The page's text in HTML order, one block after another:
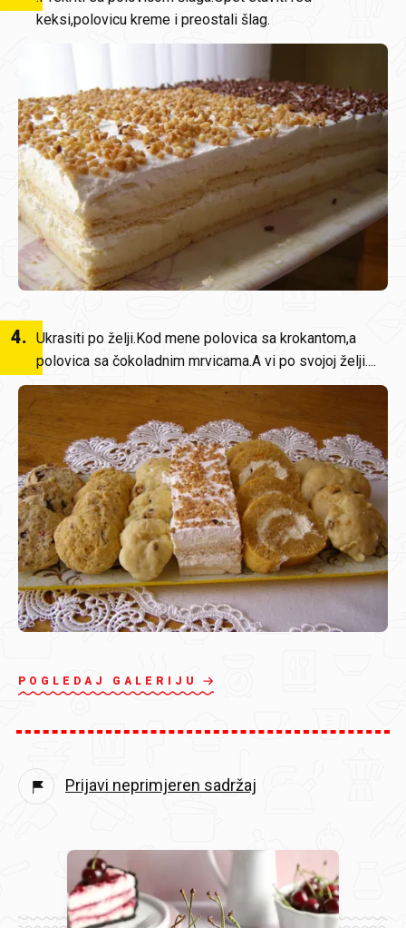
keksi,polovicu kreme i preostali šlag.
4. Ukrasiti po želji.Kod mene polovica sa krokantom,a
polovica sa čokoladnim mrvicama.A vi po svojoj želji....
POGLEDAJ GALERIJU
Prijavi neprimjeren sadržaj